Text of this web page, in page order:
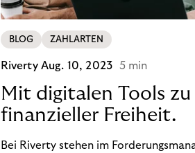
BLOG ZAHLARTEN
Riverty Aug. 10, 2023 5 min
Mit digitalen Tools zu
finanzieller Freiheit.
Bei Riverty stehen im